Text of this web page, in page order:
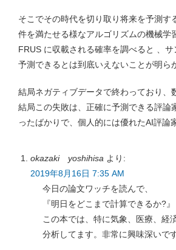
そこでその時代を切り取り将来を予測
件を満たせる様なアルゴリズムの機械
FRUS に収載される確率を調べると 、
予測できるとは到底いえないことが明ら
結局ネガティブデータで終わっており
結局この失敗は、正確に予測できる評
ったばかりで、個人的には優れたAI評
okazaki yoshihisa より:
2019年8月16日 7:35 AM
今日の論文ワッチを読んで、
『明日をどこまで計算できるか?
この本では、特に気象、医療、経
分析してます。非常に興味深いで